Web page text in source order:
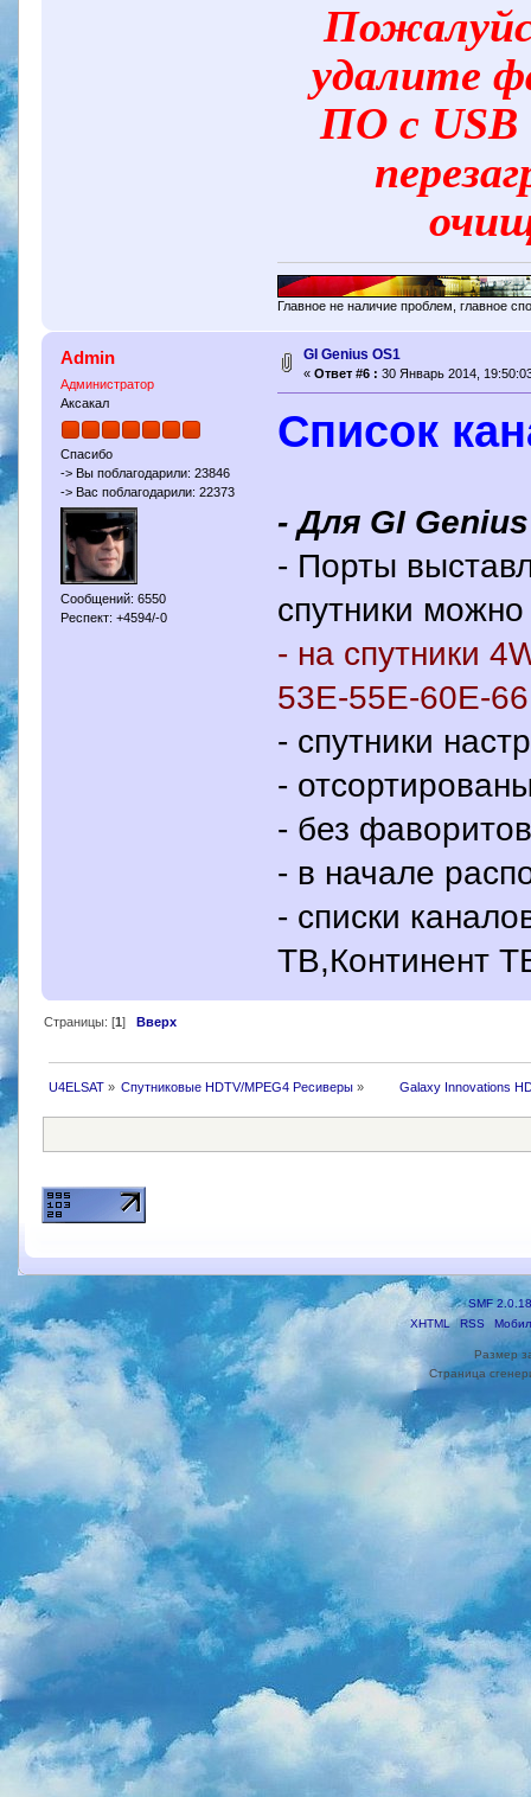
удалите
ПО с USB
Главное не наличие проблем, главное
Admin
Администратор
Аксакал
Спасибо
-> Вы поблагодарили: 23846
-> Вас поблагодарили: 22373
Сообщений: 6550
Респект: +4594/-0
GI Genius OS1
« Ответ #6 : 30 Январь 2014,
Список
- Для GI
- Порты
спутники
- на спутники
53E-55Е-60E-
- спутники
-
- без
- в начале
- списки
ТВ,Континент
Страницы: [1] Вверх
U4ELSAT» Спутниковые HDTV/MPEG4 Ресиверы » Galaxy Innovations
SMF 2.0.18
XHTML
RSS
Размер
Страница